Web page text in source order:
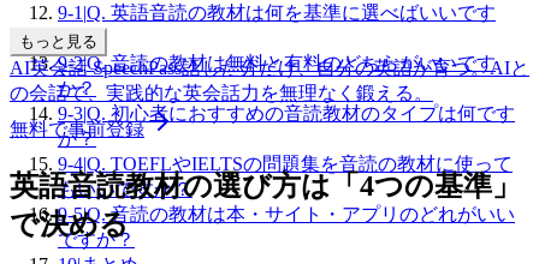
9-1 |Q. 英語音読の教材は何を基準に選べばいいです
か？
9-2|Q. 音読の教材は無料と有料のどちらがいいです
か？
9-3|Q. 初心者におすすめの音読教材のタイプは何です
か？
9-4|Q. TOEFLやIELTSの問題集を音読の教材に使って
もいいですか？
9-5|Q. 音読の教材は本・サイト・アプリのどれがいい
ですか？
もっと見る
AI英会話 SpeechPass話した分だけ、自分の英語が育つ。AIと
の会話で、実践的な英会話力を無理なく鍛える。
無料で事前登録
英語音読教材の選び方は「4つの基準」
で決める